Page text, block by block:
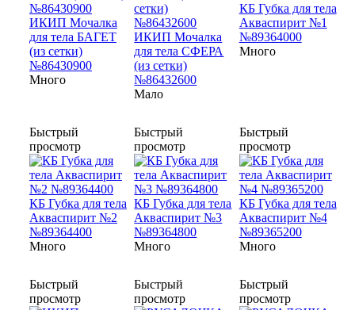
ИКИП Мочалка
для тела БАГЕТ
(из сетки)
№86430900
Много
ИКИП Мочалка
для тела СФЕРА
(из сетки)
№86432600
Мало
КБ Губка для тела
Акваспирит №1
№89364000
Много
Быстрый
просмотр
КБ Губка для тела
Акваспирит №2
№89364400
Много
Быстрый
просмотр
КБ Губка для тела
Акваспирит №3
№89364800
Много
Быстрый
просмотр
КБ Губка для тела
Акваспирит №4
№89365200
Много
Быстрый
просмотр
Быстрый
просмотр
Быстрый
просмотр